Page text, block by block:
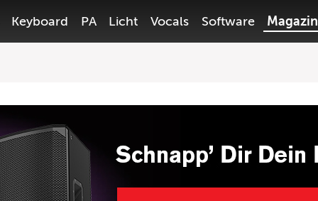
Keyboard PA Licht Vocals Software Magazin